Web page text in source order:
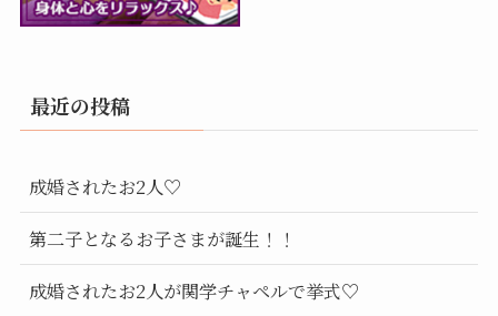
最近の投稿
成婚されたお2人♡
第二子となるお子さまが誕生！！
成婚されたお2人が関学チャペルで挙式♡